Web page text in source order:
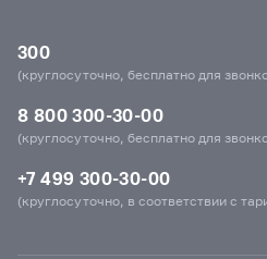
300
(круглосуточно, бесплатно для
8 800 300-30-00
(круглосуточно, бесплатно для
+7 499 300-30-00
(круглосуточно, в соответствии с